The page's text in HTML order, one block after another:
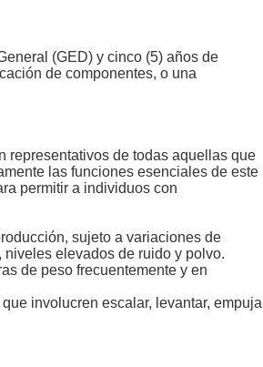
(GED) y cinco (5) años de
de componentes, o una
representativos de todas aquellas que
las funciones esenciales de este
permitir a individuos con
sujeto a variaciones de
elevados de ruido y polvo.
de peso frecuentemente y en
involucren escalar, levantar,